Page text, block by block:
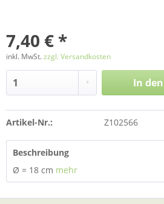
7,40 € *
inkl. MwSt.zzgl. Versandkosten
In den
Artikel-Nr.: Z102566
Beschreibung
Ø = 18 cm mehr